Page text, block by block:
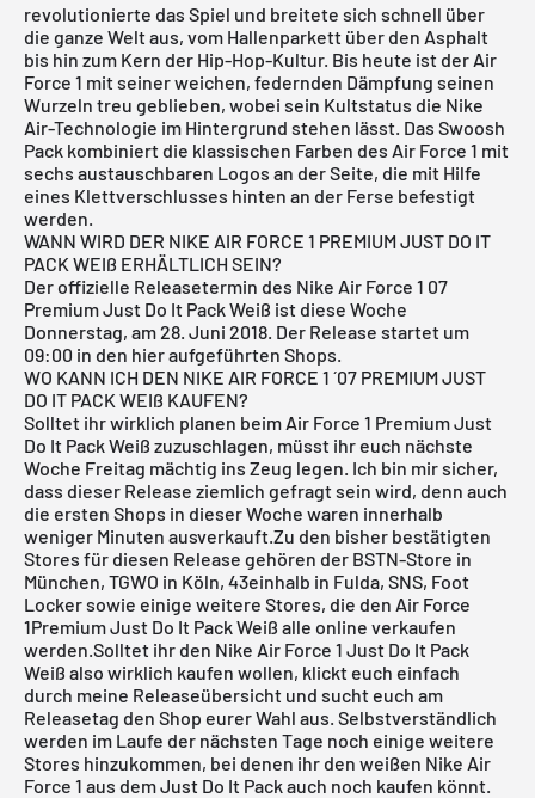
revolutionierte das Spiel und breitete sich schnell über
die ganze Welt aus, vom Hallenparkett über den Asphalt
bis hin zum Kern der Hip-Hop-Kultur. Bis heute ist der Air
Force 1 mit seiner weichen, federnden Dämpfung seinen
Wurzeln treu geblieben, wobei sein Kultstatus die Nike
Air-Technologie im Hintergrund stehen lässt. Das Swoosh
Pack kombiniert die klassischen Farben des Air Force 1 mit
sechs austauschbaren Logos an der Seite, die mit Hilfe
eines Klettverschlusses hinten an der Ferse befestigt
werden.
WANN WIRD DER NIKE AIR FORCE 1 PREMIUM JUST DO IT
PACK WEIß ERHÄLTLICH SEIN?
Der offizielle Releasetermin des Nike Air Force 1 07
Premium Just Do It Pack Weiß ist diese Woche
Donnerstag, am 28. Juni 2018. Der Release startet um
09:00 in den hier aufgeführten Shops.
WO KANN ICH DEN NIKE AIR FORCE 1 ´07 PREMIUM JUST
DO IT PACK WEIß KAUFEN?
Solltet ihr wirklich planen beim Air Force 1 Premium Just
Do It Pack Weiß zuzuschlagen, müsst ihr euch nächste
Woche Freitag mächtig ins Zeug legen. Ich bin mir sicher,
dass dieser Release ziemlich gefragt sein wird, denn auch
die ersten Shops in dieser Woche waren innerhalb
weniger Minuten ausverkauft.Zu den bisher bestätigten
Stores für diesen Release gehören der BSTN-Store in
München, TGWO in Köln, 43einhalb in Fulda, SNS, Foot
Locker sowie einige weitere Stores, die den Air Force
1Premium Just Do It Pack Weiß alle online verkaufen
werden.Solltet ihr den Nike Air Force 1 Just Do It Pack
Weiß also wirklich kaufen wollen, klickt euch einfach
durch meine Releaseübersicht und sucht euch am
Releasetag den Shop eurer Wahl aus. Selbstverständlich
werden im Laufe der nächsten Tage noch einige weitere
Stores hinzukommen, bei denen ihr den weißen Nike Air
Force 1 aus dem Just Do It Pack auch noch kaufen könnt.